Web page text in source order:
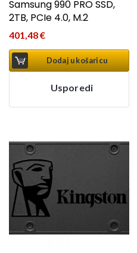
Samsung 990 PRO SSD,
2TB, PCIe 4.0, M.2
401,48€
Dodaj u košaricu
Usporedi